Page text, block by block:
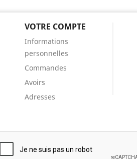
VOTRE COMPTE
Informations
personnelles
Commandes
Avoirs
Adresses